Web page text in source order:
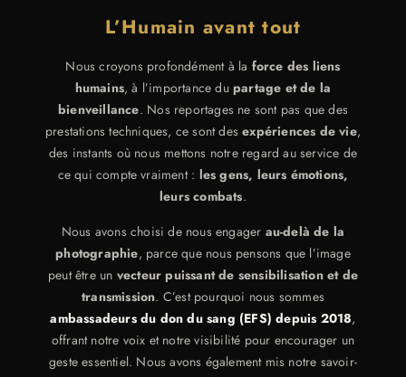
L’Humain avant tout
Nous croyons profondément à la force des liens
humains, à l’importance dupartage et de la
bienveillance. Nos reportages ne sont pas que des
prestations techniques, ce sont desexpériences de vie,
des instants où nous mettons notre regard au service de
ce qui compte vraiment : les gens, leurs émotions,
leurs combats.
Nous avons choisi de nous engager au-delà de la
photographie, parce que nous pensons que l’image
peut être un vecteur puissant de sensibilisation et de
transmission. C’est pourquoi nous sommes
ambassadeurs du don du sang (EFS) depuis 2018,
offrant notre voix et notre visibilité pour encourager un
geste essentiel. Nous avons également mis notre savoir-